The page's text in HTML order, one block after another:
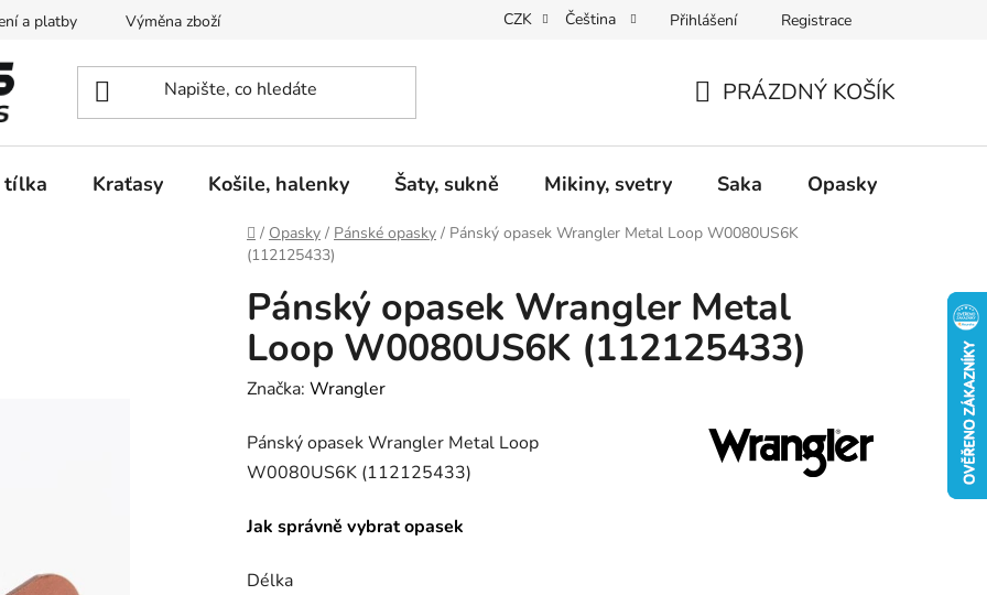
a platby Výměna zboží Dárkové poukazy Dostupnost Obchodní podmínky
CZK Čeština Přihlášení Registrace
KOŠÍK
PRÁZDNÝ KOŠÍK
tílka Kraťasy Košile, halenky Šaty, sukně Mikiny, svetry Saka Opasky
Domů
/ Opasky / Pánské opasky / Pánský opasek Wrangler Metal Loop W0080US6K
(112125433)
Pánský opasek Wrangler Metal
Loop W0080US6K (112125433)
Značka: Wrangler
Pánský opasek Wrangler Metal Loop
W0080US6K (112125433)
Jak správně vybrat opasek
Délka